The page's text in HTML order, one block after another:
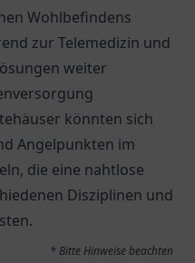
Wohlbefindens
zur Telemedizin und
weiter
könnten sich
Angelpunkten im
die eine nahtlose
Disziplinen und
* Bitte Hinweise beachten